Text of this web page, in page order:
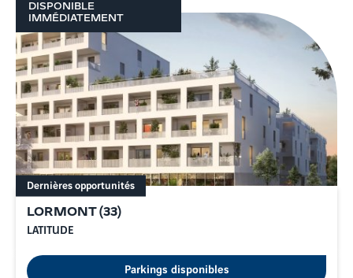
DISPONIBLE
IMMÉDIATEMENT
LORMONT(33)
LATITUDE
Dernières opportunités
Parkings disponibles